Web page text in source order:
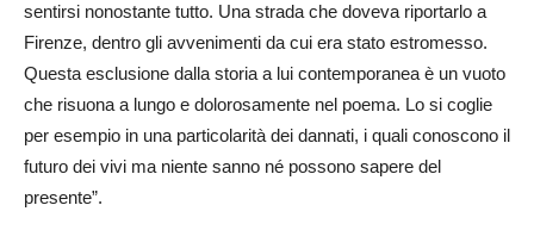
sentirsi nonostante tutto. Una strada che doveva riportarlo a
Firenze, dentro gli avvenimenti da cui era stato estromesso.
Questa esclusione dalla storia a lui contemporanea è un vuoto
che risuona a lungo e dolorosamente nel poema. Lo si coglie
per esempio in una particolarità dei dannati, i quali conoscono il
futuro dei vivi ma niente sanno né possono sapere del
presente”.